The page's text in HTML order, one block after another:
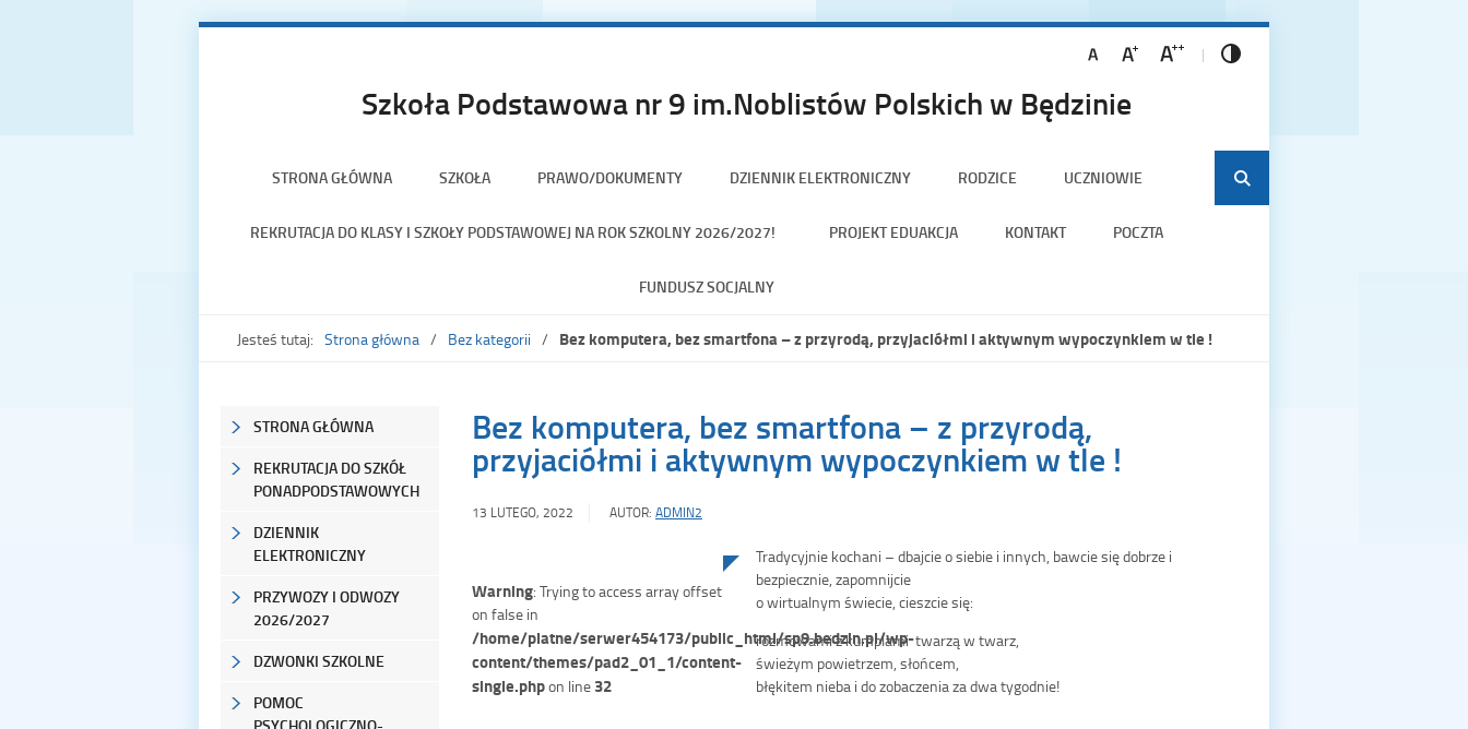
Szkoła Podstawowa nr 9 im.Noblistów Polskich w Będzinie
STRONA GŁÓWNA SZKOŁA PRAWO/DOKUMENTY DZIENNIK ELEKTRONICZNY RODZICE UCZNIOWIE
REKRUTACJA DO KLASY I SZKOŁY PODSTAWOWEJ NA ROK SZKOLNY 2026/2027! PROJEKT EDUAKCJA KONTAKT POCZTA
FUNDUSZ SOCJALNY
Jesteś tutaj: Strona główna Bez kategorii Bez komputera, bez smartfona – z przyrodą, przyjaciółmi i aktywnym wypoczynkiem w tle !
STRONA GŁÓWNA
REKRUTACJA DO SZKÓŁ
PONADPODSTAWOWYCH
DZIENNIK
ELEKTRONICZNY
PRZYWOZY I ODWOZY
2026/2027
DZWONKI SZKOLNE
POMOC
PSYCHOLOGICZNO-
Bez komputera, bez smartfona – z przyrodą,
przyjaciółmi i aktywnym wypoczynkiem w tle !
13 LUTEGO, 2022 AUTOR: ADMIN2
Warning: Trying to access array offset
on false in
/home/platne/serwer454173/public_html/sp9.bedzin.pl/wp-
content/themes/pad2_01_1/content-
single.phpon line 32
Tradycyjnie kochani – dbajcie o siebie i innych, bawcie się dobrze i
bezpiecznie, zapomnijcie
o wirtualnym świecie, cieszcie się:
rozmowami z kumplami twarzą w twarz,
świeżym powietrzem, słońcem,
błękitem nieba i do zobaczenia za dwa tygodnie!